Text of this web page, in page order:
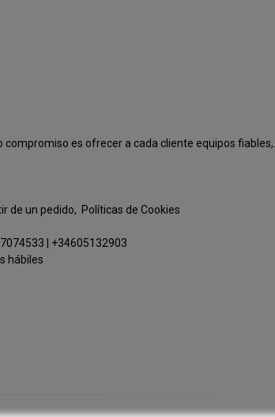
es ofrecer a cada cliente equipos fiables,...
de un pedido Políticas de Cookies
+34605132903
hábiles